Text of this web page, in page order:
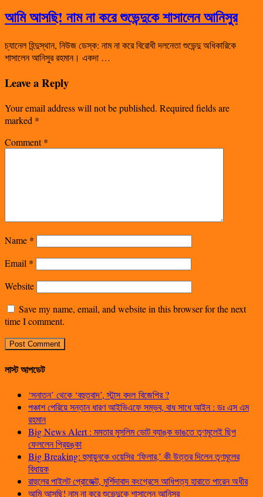
আমি আসছি! নাম না করে শুভেন্দুকে শাসালেন আনিসুর
চ্যানেল হিন্দুস্থান, নিউজ ডেস্ক: নাম না করে বিরোধী দলনেতা শুভেন্দু অধিকারিকে
শাসালেন আনিসুর রহমান। একদা …
Leave a Reply
Your email address will not be published. Required fields are
marked *
Comment*
Name *
Email *
Website
Save my name, email, and website in this browser for the next
time I comment.
লাস্ট আপডেট
‘সনাতন’ থেকে ‘বহুতবাদ’, স্টান্স বদল বিজেপির ?
পঞ্চাশ পেরিয়ে সন্তান ধারণ আইভিএফে সম্ভব, বাধ সাধে আইন : ডঃ এস এম
রহমান
Big News Alert : মমতার মুসলিম ভোট ব্যাঙ্ক ভাঙতে তৃণমূলেই ছিপ
ফেললেন প্রিয়ঙ্কা
Big Breaking: হুমায়ুনকে ওয়েসির ‘ফিলার,’ কী উত্তর দিলেন তৃণমূলের
বিধায়ক
রাহুলের পাইলট প্রোজেক্ট, মুর্শিদাবাদ কংগ্রেসে আধিপত্য হারাতে পারেন অধীর
আমি আসছি! নাম না করে শুভেন্দুকে শাসালেন আনিসুর